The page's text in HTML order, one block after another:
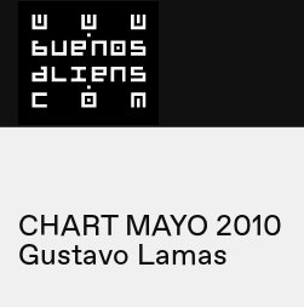
CHART MAYO 2010
Gustavo Lamas